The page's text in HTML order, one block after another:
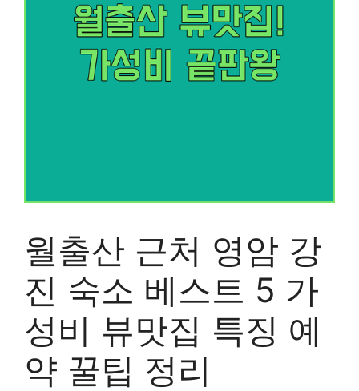
월출산 근처 영암 강
진 숙소 베스트 5 가
성비 뷰맛집 특징 예
약 꿀팁 정리